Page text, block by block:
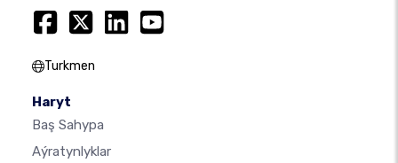
Turkmen
Haryt
Baş Sahypa
Aýratynlyklar